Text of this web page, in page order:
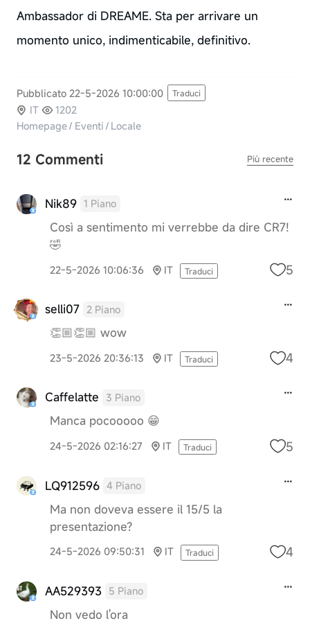
Ambassador di DREAME. Sta per arrivare un
momento unico, indimenticabile, definitivo.
Pubblicato 22-5-2026 10:00:00 Traduci
IT
1202
Homepage/ Eventi/ Locale
12 Commenti Più recente
Nik89 1 Piano
Così a sentimento mi verrebbe da dire CR7!
🤣
22-5-2026 10:06:36 IT Traduci 5
selli07 2 Piano
👏🏼👏🏼 wow
23-5-2026 20:36:13 IT Traduci 4
Caffelatte 3 Piano
Manca pocooooo 😁
24-5-2026 02:16:27 IT Traduci 5
LQ912596 4 Piano
Ma non doveva essere il 15/5 la
presentazione?
24-5-2026 09:50:31 IT Traduci 4
AA529393 5 Piano
Non vedo l'ora